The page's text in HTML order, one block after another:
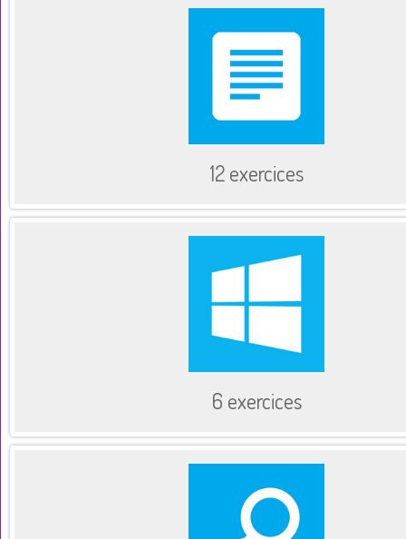
12 exercices
6 exercices